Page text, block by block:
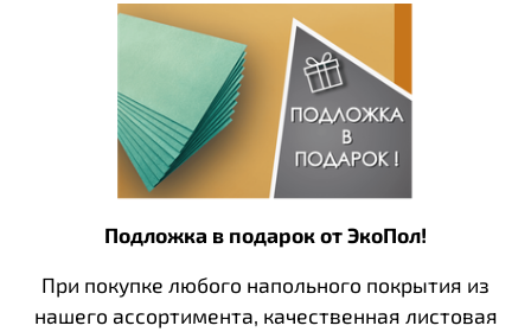
индивидуальность с гипсовыми 3D-панелями Artpole
Подложка в подарок от ЭкоПол!
При покупке любого напольного покрытия из
нашего ассортимента, качественная листовая